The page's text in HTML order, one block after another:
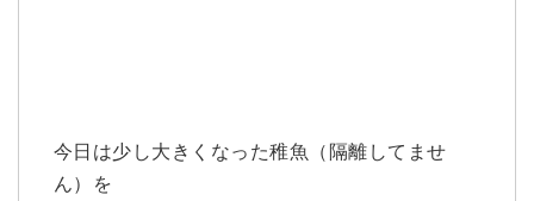
今日は少し大きくなった稚魚（隔離してませ
ん）を